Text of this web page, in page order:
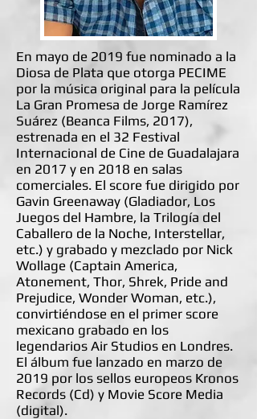
En mayo de 2019 fue nominado a la
Diosa de Plata que otorga PECIME
por la música original para la película
La Gran Promesa de Jorge Ramírez
Suárez (Beanca Films, 2017),
estrenada en el 32 Festival
Internacional de Cine de Guadalajara
en 2017 y en 2018 en salas
comerciales. El score fue dirigido por
Gavin Greenaway (Gladiador, Los
Juegos del Hambre, la Trilogía del
Caballero de la Noche, Interstellar,
etc.) y grabado y mezclado por Nick
Wollage (Captain America,
Atonement, Thor, Shrek, Pride and
Prejudice, Wonder Woman, etc.),
convirtiéndose en el primer score
mexicano grabado en los
legendarios Air Studios en Londres.
El álbum fue lanzado en marzo de
2019 por los sellos europeos Kronos
Records (Cd) y Movie Score Media
(digital).